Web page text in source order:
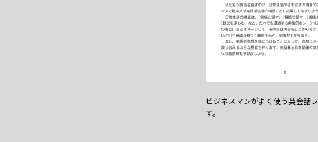
ビジネスマンがよく使う英会話
す。